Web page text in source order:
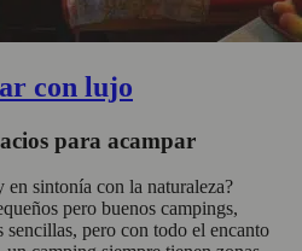
con lujo
para acampar
en sintonía con la naturaleza?
pero buenos campings,
pero con todo el encanto